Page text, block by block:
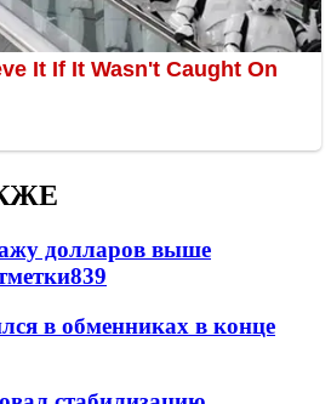
долларов выше
839
в обменниках в конце